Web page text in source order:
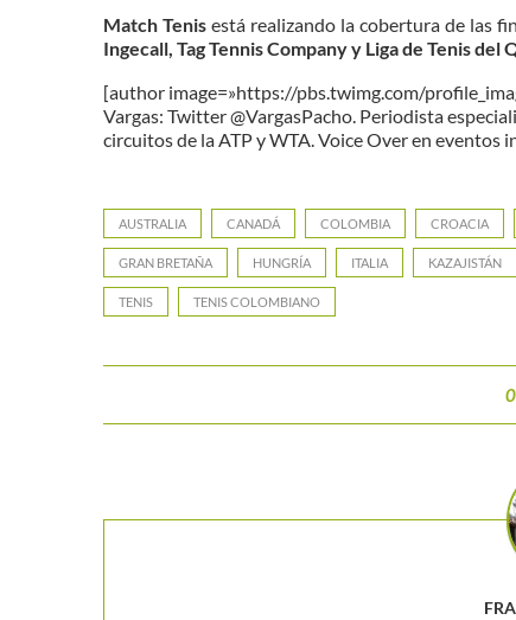
Match Tenis está realizando la cobertura de las
Ingecall, Tag Tennis Company y Liga de Tenis del
[author image=»https://pbs.twimg.com/
Vargas: Twitter @VargasPacho. Periodista
circuitos de la ATP y WTA. Voice Over en eventos
AUSTRALIA CANADÁ COLOMBIA CROACIA
GRAN BRETAÑA HUNGRÍA ITALIA KAZAJISTÁN
TENIS TENIS COLOMBIANO
0